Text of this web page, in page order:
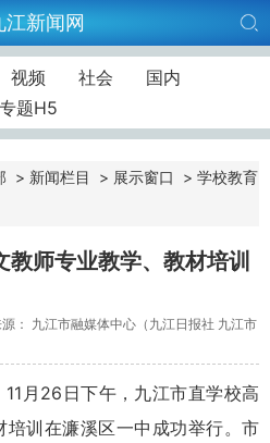
江新闻网
视频 社会
国内
专题H5
> 新闻栏目 > 展示窗口 > 学校教育
师专业教学、教材培训
： 九江市融媒体中心（九江日报社 九江市
11月26日下午，九江市直学校高
培训在濂溪区一中成功举行。市